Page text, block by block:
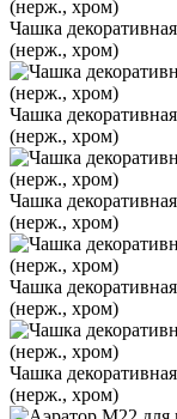
Чашка
(нерж., хром)
Чашка
(нерж., хром)
Чашка
(нерж., хром)
Чашка
(нерж., хром)
Чашка
(нерж., хром)